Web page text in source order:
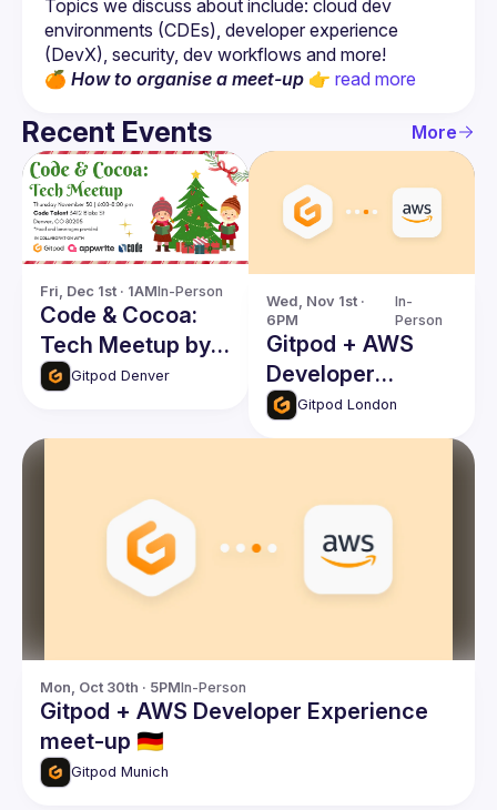
Topics we discuss about include: cloud dev
environments (CDEs), developer experience
🍊 How to organise a meet-up 👉 read more
Recent Events More
Fri, Dec 1st · 1AMIn-Person
Code & Cocoa:
Tech Meetup by
Appwrite & Gitpod
Gitpod Denver
Wed, Nov 1st ·
6PM
In-
Person
Gitpod + AWS
Developer
Experience meet-
up 🇬🇧
Gitpod London
Mon, Oct 30th · 5PMIn-Person
Gitpod + AWS Developer Experience
meet-up 🇩🇪
Gitpod Munich